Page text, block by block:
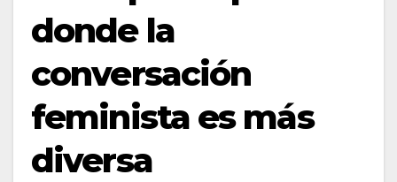
donde la
conversación
feminista es más
diversa